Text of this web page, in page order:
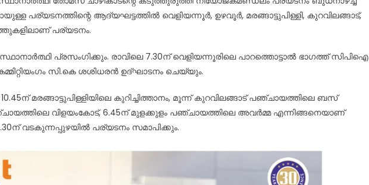
പര്യടനത്തിന്റെ ആദ്യഘട്ടത്തിൽ വെളിയന്നൂർ, ഉഴവൂർ, മരങ്ങാട്ടുപിള്ളി, കുറവിലങ്ങാട്,
പര്യടനം.
പ്രസംഗിക്കും. രാവിലെ 7.30ന് വെളിയന്നൂരിലെ പാറത്തൊട്ടാൽ ഭാഗത്ത് സിപിഐ
സി.കെ ശശിധരൻ ഉദ്ഘാടനം ചെയ്യും.
മരങ്ങാട്ടുപിള്ളിയിലെ കുറിച്ചിത്താനം, മൂന്ന് കുറവിലങ്ങാട് പഞ്ചായത്തിലെ ബസ്
വിളയംകോട്, 6.45ന് മുളക്കുളം പഞ്ചായത്തിലെ അവർമ്മ എന്നിങ്ങനെയാണ്
വടകുന്നപ്പുഴയിൽ പര്യടനം സമാപിക്കും.